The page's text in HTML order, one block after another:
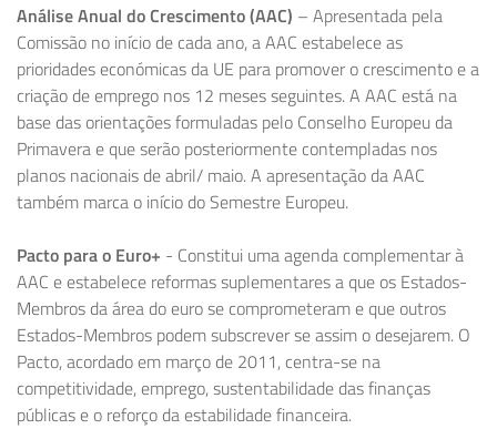
Análise Anual do Crescimento (AAC) – Apresentada pela
Comissão no início de cada ano, a AAC estabelece as
prioridades económicas da UE para promover o crescimento e a
criação de emprego nos 12 meses seguintes. A AAC está na
base das orientações formuladas pelo Conselho Europeu da
Primavera e que serão posteriormente contempladas nos
planos nacionais de abril/ maio. A apresentação da AAC
também marca o início do Semestre Europeu.
Pacto para o Euro+ - Constitui uma agenda complementar à
AAC e estabelece reformas suplementares a que os Estados-
Membros da área do euro se comprometeram e que outros
Estados-Membros podem subscrever se assim o desejarem. O
Pacto, acordado em março de 2011, centra-se na
competitividade, emprego, sustentabilidade das finanças
públicas e o reforço da estabilidade financeira.